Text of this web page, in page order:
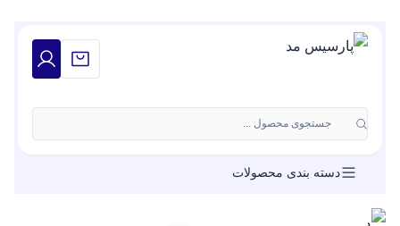
جستجوی محصول ...
دسته بندی محصولات